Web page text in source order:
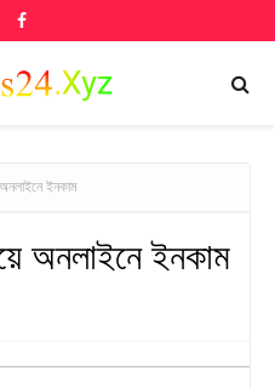
ইনকাম
অনলাইনে ইনকাম